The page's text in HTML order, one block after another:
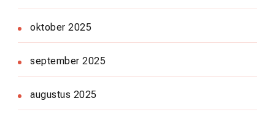
oktober 2025
september 2025
augustus 2025